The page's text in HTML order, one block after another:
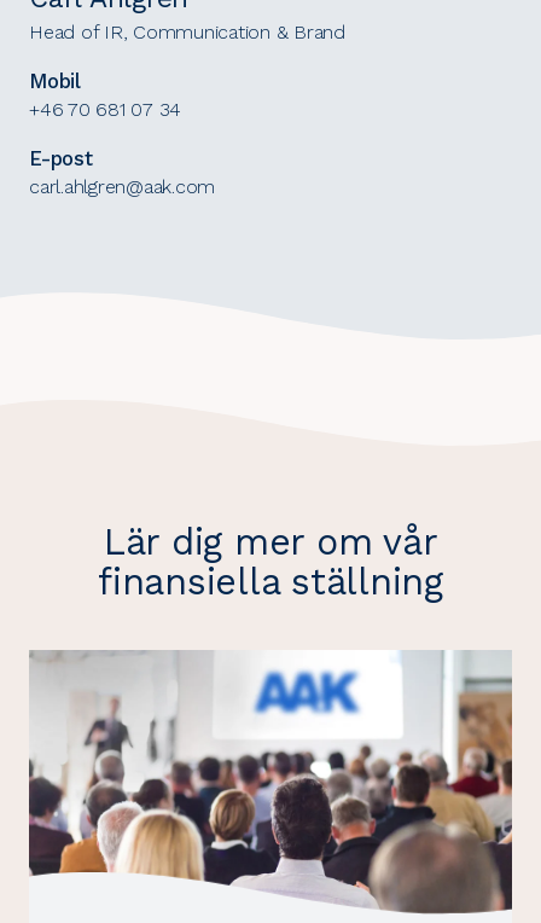
Head of IR, Communication & Brand
Mobil
+46 70 681 07 34
E-post
carl.ahlgren@aak.com
Lär dig mer om vår
finansiella ställning